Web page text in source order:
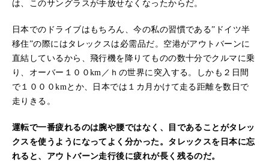
は、このサングラスが手放せなくなったからだ。
日本でのドライブはもちろん、今の私の習慣である”ドイツ半
移住”の際にはタレックスは必需品だ。空港がアウトバーンに
直結しているから、飛行機を降りてものの数十分でクルマに乗
り、オーバー１００km／ｈの世界に突入する。しかも２日間
で１０００kmとか、日本では１カ月かけて走る距離を数日で
走りきる。
運転で一番疲れるのは腕や腰ではなく、目であることがタレッ
クスを使うようになってよく分かった。タレックスを日本に忘
れると、アウトバーン走行後に疲れが長く残るのだ。